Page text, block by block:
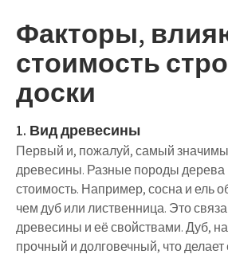
Факторы,
стоимость
доски
1. Вид древесины
Первый и, пожалуй, самый
древесины. Разные породы
стоимость. Например, сосна и ель
чем дуб или лиственница. Это
древесины и её свойствами. Дуб,
прочный и долговечный, что делает